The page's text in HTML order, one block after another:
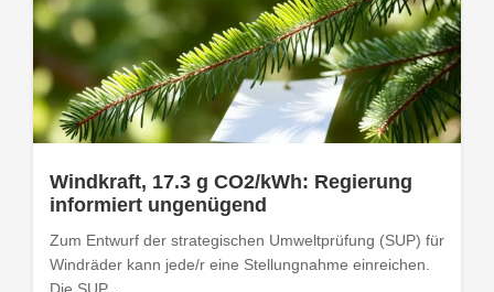
Windkraft, 17.3 g CO2/kWh: Regierung
informiert ungenügend
Zum Entwurf der strategischen Umweltprüfung (SUP) für
Windräder kann jede/r eine Stellungnahme einreichen.
Die SUP...